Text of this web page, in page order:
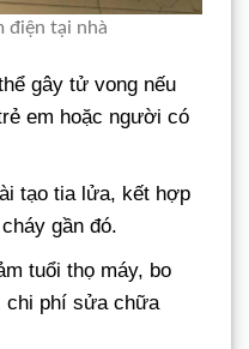
điện tại nhà
gây tử vong nếu
em hoặc người có
tạo tia lửa, kết hợp
gần đó.
tuổi thọ máy, bo
chi phí sửa chữa